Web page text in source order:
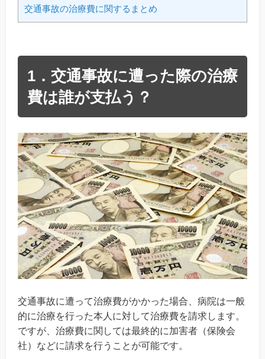
交通事故の治療費に関するまとめ
1．交通事故に遭った際の治療
費は誰が支払う？
交通事故に遭って治療費がかかった場合、病院は一般
的に治療を行った本人に対して治療費を請求します。
ですが、治療費に関しては最終的に加害者（保険会
社）などに請求を行うことが可能です。